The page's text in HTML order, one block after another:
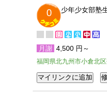
0
少年少女部塾
月謝 4,500 円～
福岡県北九州市小倉北